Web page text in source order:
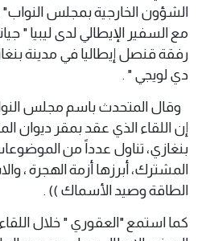
الشؤون الخارجية بمجلس
مع السفير الإيطالي لدى ليبيا "
رفقة قنصل إيطاليا في مدينة
دي لويجي " .
وقال المتحدث باسم مجلس
إن اللقاء الذي عقد بمقر ديوان
بنغازي، تناول عدداً من
المشترك، أبرزها أزمة الهجرة ،
الطاقة وصيد الأسماك )) .
كما استمع "العقوري " خلال